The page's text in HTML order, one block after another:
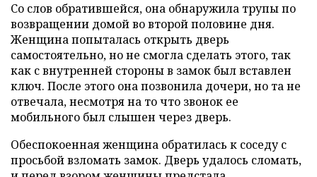
Со слов обратившейся, она обнаружила трупы по
возвращении домой во второй половине дня.
Женщина попыталась открыть дверь
самостоятельно, но не смогла сделать этого, так
как с внутренней стороны в замок был вставлен
ключ. После этого она позвонила дочери, но та не
отвечала, несмотря на то что звонок ее
мобильного был слышен через дверь.
Обеспокоенная женщина обратилась к соседу с
просьбой взломать замок. Дверь удалось сломать,